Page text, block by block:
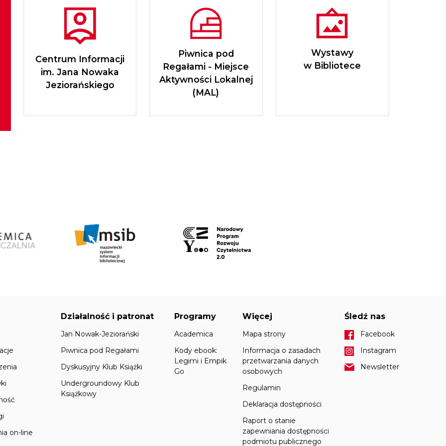
Centrum Informacji
im. Jana Nowaka
Jeziorańskiego
Piwnica pod
Regałami - Miejsce
Aktywności Lokalnej
(MAL)
Wystawy
w Bibliotece
on-line
Działalność i patronat
Jan Nowak-Jeziorański
Piwnica pod Regałami
Dyskusyjny Klub Książki
Undergroundowy Klub
Książkowy
Programy
Academica
Kody ebook:
Legimi i Empik
Go
Więcej
Mapa strony
Informacja o zasadach
przetwarzania danych
osobowych
Regulamin
Deklaracja dostępności
Raport o stanie
zapewniania dostępności
podmiotu publicznego
Śledź nas
Facebook
Instagram
Newsletter